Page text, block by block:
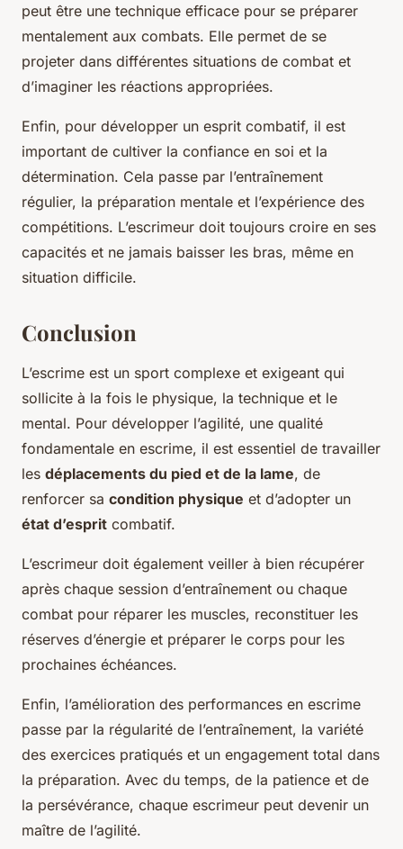
peut être une technique efficace pour se préparer
mentalement aux combats. Elle permet de se
projeter dans différentes situations de combat et
d’imaginer les réactions appropriées.
Enfin, pour développer un esprit combatif, il est
important de cultiver la confiance en soi et la
détermination. Cela passe par l’entraînement
régulier, la préparation mentale et l’expérience des
compétitions. L’escrimeur doit toujours croire en ses
capacités et ne jamais baisser les bras, même en
situation difficile.
Conclusion
L’escrime est un sport complexe et exigeant qui
sollicite à la fois le physique, la technique et le
mental. Pour développer l’agilité, une qualité
fondamentale en escrime, il est essentiel de travailler
les déplacements du pied et de la lame, de
renforcer sa condition physique et d’adopter un
état d’esprit combatif.
L’escrimeur doit également veiller à bien récupérer
après chaque session d’entraînement ou chaque
combat pour réparer les muscles, reconstituer les
réserves d’énergie et préparer le corps pour les
prochaines échéances.
Enfin, l’amélioration des performances en escrime
passe par la régularité de l’entraînement, la variété
des exercices pratiqués et un engagement total dans
la préparation. Avec du temps, de la patience et de
la persévérance, chaque escrimeur peut devenir un
maître de l’agilité.